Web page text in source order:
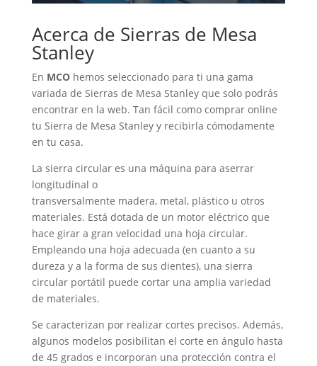
Acerca de Sierras de Mesa
Stanley
En MCO hemos seleccionado para ti una gama
variada de Sierras de Mesa Stanley que solo podrás
encontrar en la web. Tan fácil como comprar online
tu Sierra de Mesa Stanley y recibirla cómodamente
en tu casa.
La sierra circular es una máquina para aserrar
longitudinal o
transversalmente madera, metal, plástico u otros
materiales. Está dotada de un motor eléctrico que
hace girar a gran velocidad una hoja circular.
Empleando una hoja adecuada (en cuanto a su
dureza y a la forma de sus dientes), una sierra
circular portátil puede cortar una amplia variedad
de materiales.
Se caracterizan por realizar cortes precisos. Además,
algunos modelos posibilitan el corte en ángulo hasta
de 45 grados e incorporan una protección contra el